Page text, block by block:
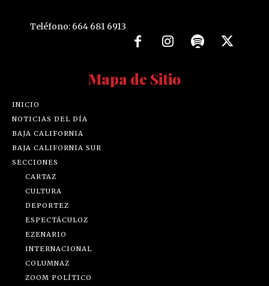
Teléfono: 664 681 6913
Mapa de Sitio
INICIO
NOTICIAS DEL DÍA
BAJA CALIFORNIA
BAJA CALIFORNIA SUR
SECCIONES
CARTAZ
CULTURA
DEPORTEZ
ESPECTÁCULOZ
EZENARIO
INTERNACIONAL
COLUMNAZ
ZOOM POLÍTICO